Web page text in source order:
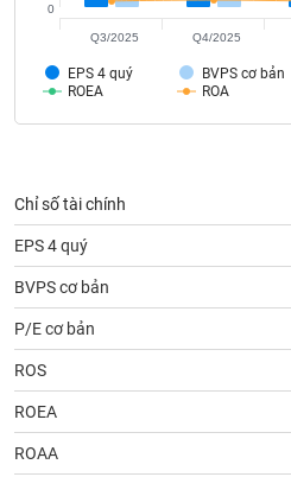
EPS 4 quý BVPS cơ bản
ROEA
ROA
0
Q3/2025 Q4/2025
Chỉ số tài chính
EPS 4 quý
BVPS cơ bản
P/E cơ bản
ROS
ROEA
ROAA